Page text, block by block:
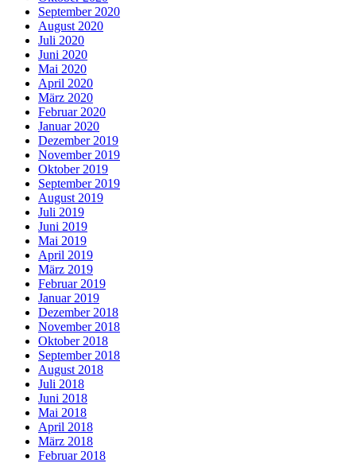
September 2020
August 2020
Juli 2020
Juni 2020
Mai 2020
April 2020
März 2020
Februar 2020
Januar 2020
Dezember 2019
November 2019
Oktober 2019
September 2019
August 2019
Juli 2019
Juni 2019
Mai 2019
April 2019
März 2019
Februar 2019
Januar 2019
Dezember 2018
November 2018
Oktober 2018
September 2018
August 2018
Juli 2018
Juni 2018
Mai 2018
April 2018
März 2018
Februar 2018